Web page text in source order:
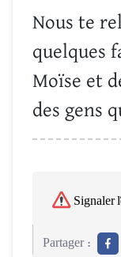
Nous te
quelques
Moïse et
des gens
Signaler
Partager :